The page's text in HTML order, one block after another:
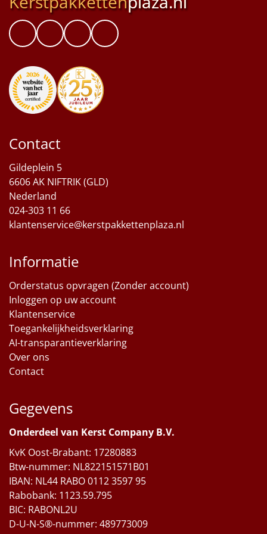
Sinterklaaspakketten
Particulier
Kerstgeschenken 2026
Relatiegeschenken
Per stuk
Alle overige
Contact
Gildeplein 5
6606 AK NIFTRIK (GLD)
Nederland
024-303 11 66
klantenservice@kerstpakkettenplaza.nl
Informatie
Orderstatus opvragen (Zonder account)
Inloggen op uw account
Klantenservice
Toegankelijkheidsverklaring
AI-transparantieverklaring
Over ons
Contact
Gegevens
Onderdeel van Kerst Company B.V.
KvK Oost-Brabant: 17280883
Btw-nummer: NL822151571B01
IBAN: NL44 RABO 0112 3597 95
Rabobank: 1123.59.795
BIC: RABONL2U
D-U-N-S®-nummer: 489773009